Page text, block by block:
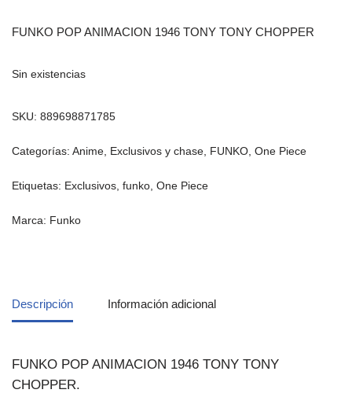
FUNKO POP ANIMACION 1946 TONY TONY CHOPPER
Sin existencias
SKU: 889698871785
Categorías: Anime Exclusivos y chase FUNKO One Piece
Etiquetas: Exclusivos funko One Piece
Marca: Funko
Descripción Información adicional
FUNKO POP ANIMACION 1946 TONY TONY
CHOPPER.